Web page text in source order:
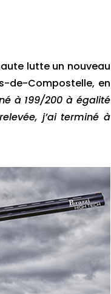
lutte un nouveau
de-Compostelle, en
à 199/200 à égalité
j’ai terminé à